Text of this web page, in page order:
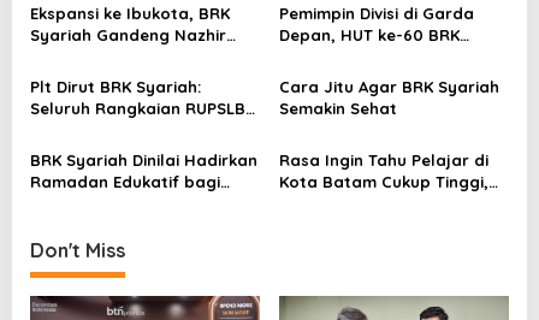
g
t
o
n
Lingkungan Hidup
Cita-cita Pendidikan
Ekspansi ke Ibukota, BRK
Syariah Gandeng Nazhir
Wakaf Uang
Pemimpin Divisi di Garda
Depan, HUT ke-60 BRK
Khidmat, Penuh Haru dan
Kebanggaan
Plt Dirut BRK Syariah:
Seluruh Rangkaian RUPSLB
Cara Jitu Agar BRK Syariah
Semakin Sehat
BRK Syariah Dinilai Hadirkan
Ramadan Edukatif bagi
Rasa Ingin Tahu Pelajar di
Kota Batam Cukup Tinggi,
Don't Miss